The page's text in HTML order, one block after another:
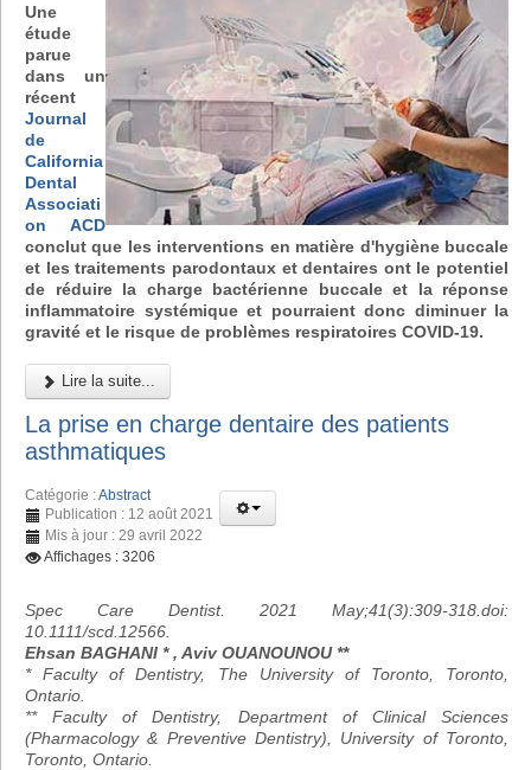
Une
étude
parue
dans un
récent
Journal
de
California
Dental
Associati
on ACD
conclut que les interventions en matière d'hygiène buccale
et les traitements parodontaux et dentaires ont le potentiel
de réduire la charge bactérienne buccale et la réponse
inflammatoire systémique et pourraient donc diminuer la
gravité et le risque de problèmes respiratoires COVID-19.
Lire la suite...
La prise en charge dentaire des patients
asthmatiques
Catégorie :Abstract
Publication : 12 août 2021
Mis à jour : 29 avril 2022
Affichages : 3206
Spec Care Dentist. 2021 May;41(3):309-318.doi:
10.1111/scd.12566.
Ehsan BAGHANI * , Aviv OUANOUNOU **
* Faculty of Dentistry, The University of Toronto, Toronto,
Ontario.
** Faculty of Dentistry, Department of Clinical Sciences
(Pharmacology & Preventive Dentistry), University of Toronto,
Toronto, Ontario.